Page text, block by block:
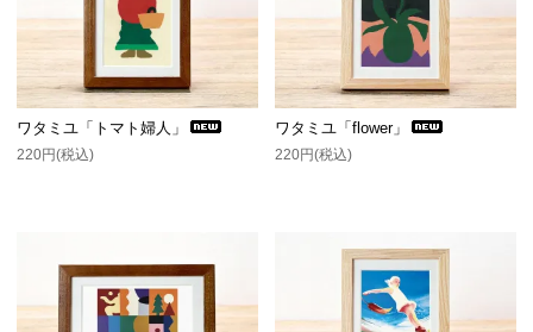
ワタミユ「トマト婦人」
220円(税込)
ワタミユ「flower」
220円(税込)